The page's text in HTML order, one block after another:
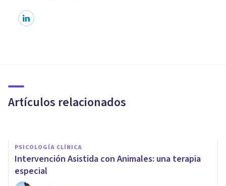
Artículos relacionados
alternativo
PSICOLOGÍA CLÍNICA
Intervención Asistida con Animales: una terapia
especial